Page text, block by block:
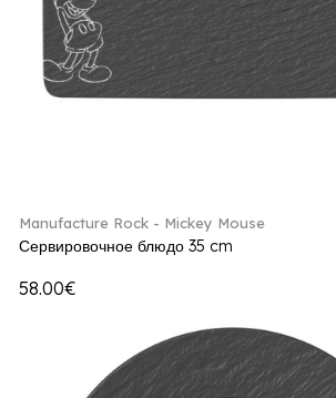
Manufacture Rock - Mickey Mouse
Сервировочное блюдо 35 cm
58.00€